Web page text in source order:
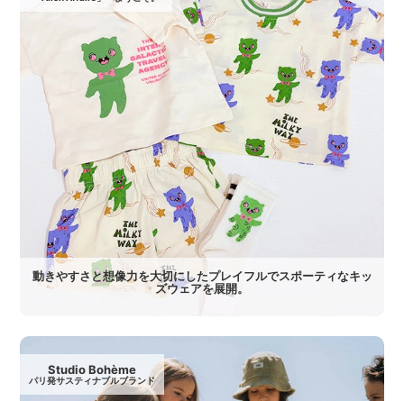
動きやすさと想像力を大切にしたプレイフルでスポーティなキッ
ズウェアを展開。
Studio Bohème
パリ発サスティナブルブランド